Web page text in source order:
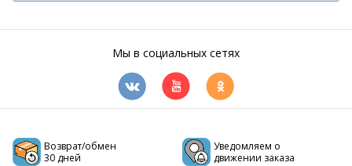
Мы в социальных сетях
Возврат/обмен
30 дней
Уведомляем о
движении заказа